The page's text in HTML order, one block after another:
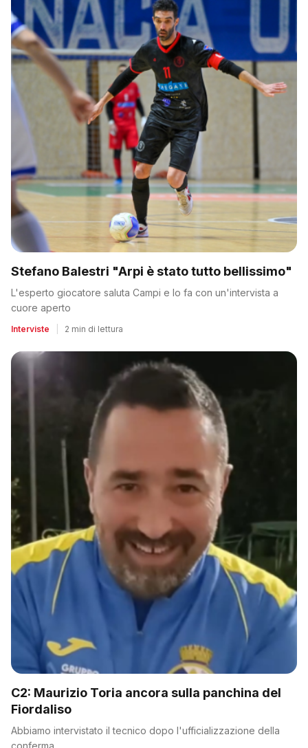
Stefano Balestri "Arpi è stato tutto bellissimo"
L'esperto giocatore saluta Campi e lo fa con un'intervista a
cuore aperto
Interviste 2 min di lettura
C2: Maurizio Toria ancora sulla panchina del
Fiordaliso
Abbiamo intervistato il tecnico dopo l'ufficializzazione della